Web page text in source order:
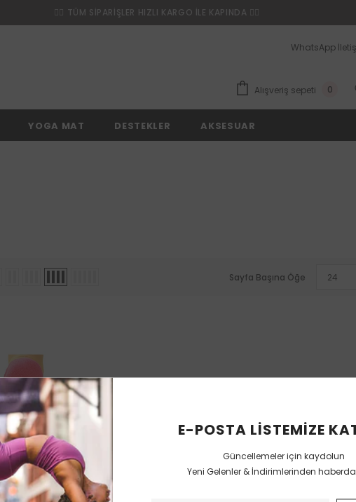
❤️‍🔥 TÜM SİPARİŞLER HIZLI KARGO İLE KAPINDA ❤️‍🔥
WhatsApp
Alışveriş sepeti 0
YOGA MAT DESTEKLER AKSESUAR
Sayfa Başına Öğe 24
E-POSTA LISTEMIZE
Güncellemeler için kaydolun
Yeni Gelenler & İndirimlerinden